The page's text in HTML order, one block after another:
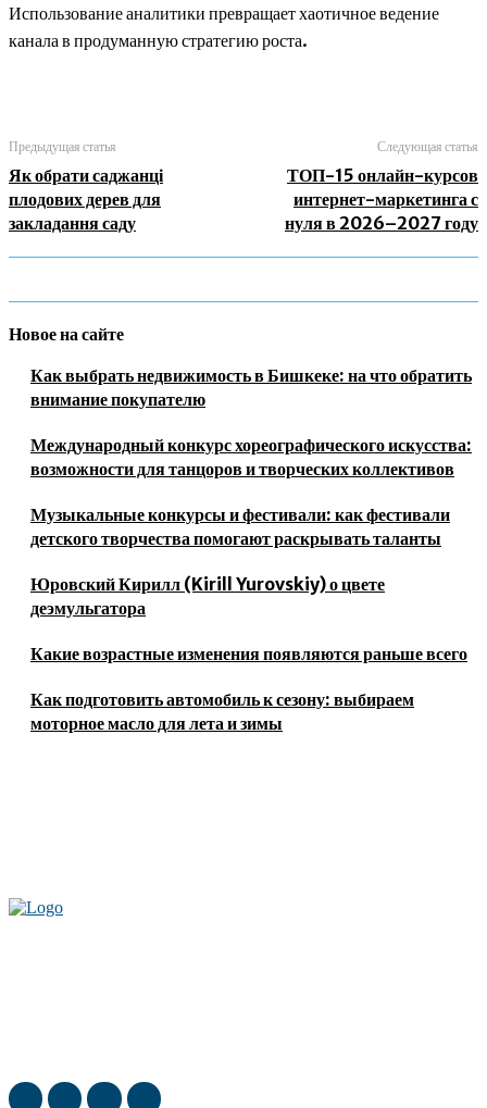
Использование аналитики превращает хаотичное ведение
канала в продуманную стратегию роста.
Предыдущая статья
Як обрати саджанці
плодових дерев для
закладання саду
Следующая статья
ТОП-15 онлайн-курсов
интернет-маркетинга с
нуля в 2026–2027 году
Новое на сайте
Как выбрать недвижимость в Бишкеке: на что обратить
внимание покупателю
Международный конкурс хореографического искусства:
возможности для танцоров и творческих коллективов
Музыкальные конкурсы и фестивали: как фестивали
детского творчества помогают раскрывать таланты
Юровский Кирилл (Kirill Yurovskiy) о цвете
деэмульгатора
Какие возрастные изменения появляются раньше всего
Как подготовить автомобиль к сезону: выбираем
моторное масло для лета и зимы